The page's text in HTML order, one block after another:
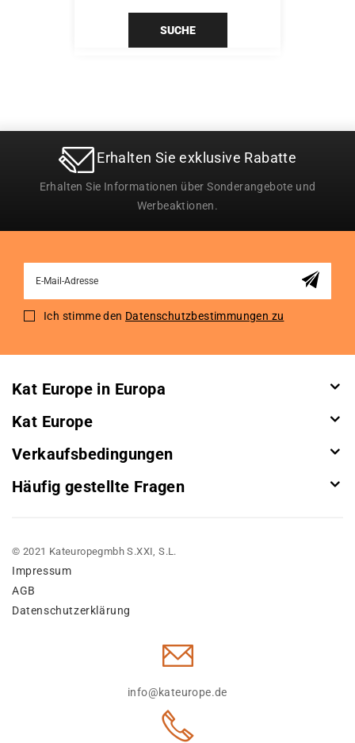
SUCHE
Erhalten Sie exklusive Rabatte
Erhalten Sie Informationen über Sonderangebote und
Werbeaktionen.
for
Ich stimme den Datenschutzbestimmungen zu
Kat Europe in Europa
Kat Europe
Verkaufsbedingungen
Häufig gestellte Fragen
© 2021 Kateuropegmbh S.XXI, S.L.
Impressum
AGB
Datenschutzerklärung
info@kateurope.de